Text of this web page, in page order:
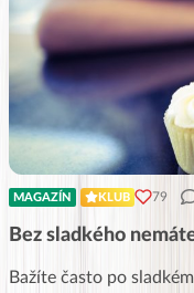
MAGAZÍN KLUB 79
Bez sladkého
Bažíte často po